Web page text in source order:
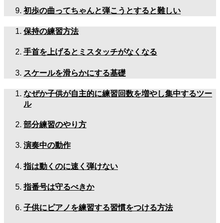
初歩の曲ってちゃんと弾こうとすると難しい
保持の練習方法
手首を上げるとミスタッチがなくなる
スケールを滑らかにする基礎
なぜか子供が自主的に練習回数を増やし集中するツー
ル
部分練習のやり方
演奏中の動作
指は動くのに速く弾けない
指番号は守るべきか
子供にピアノを練習する習慣をつける方法